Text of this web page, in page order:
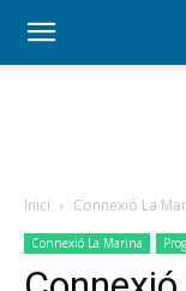
Inici Connexió La
Connexió La Marina